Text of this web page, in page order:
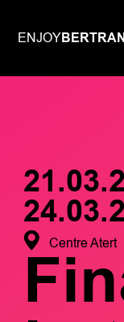
ENJOY
Centre Atert